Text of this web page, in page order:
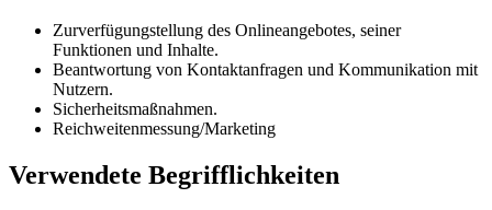
Zurverfügungstellung des Onlineangebotes, seiner
Funktionen und Inhalte.
Beantwortung von Kontaktanfragen und Kommunikation mit
Nutzern.
Sicherheitsmaßnahmen.
Reichweitenmessung/Marketing
Verwendete Begrifflichkeiten